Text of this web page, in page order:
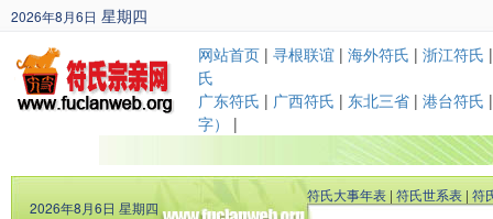
2026年8月6日 星期四
丙午年 六月廿四 网站首页 | 寻根联谊 | 海外符氏 | 浙江符氏
氏
广东符氏 | 广西符氏 | 东北三省 | 港台符氏
字）
|
2026年8月6日 星期四
符氏大事年表 | 符氏世系表 | 符